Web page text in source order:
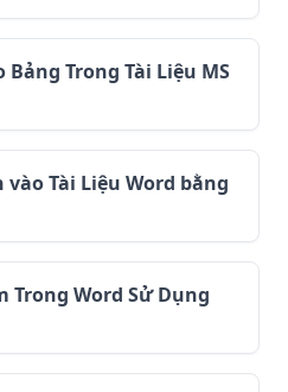
Bảng Trong Tài Liệu MS
vào Tài Liệu Word bằng
Trong Word Sử Dụng